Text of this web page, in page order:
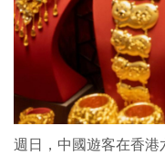
週日，中國遊客在香港